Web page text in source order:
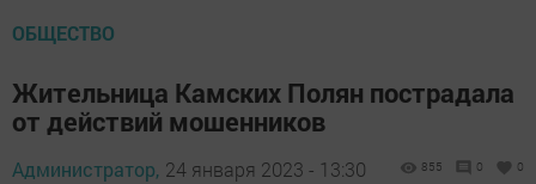
ОБЩЕСТВО
Жительница Камских Полян пострадала
от действий мошенников
Администратор, 24 января 2023 - 13:30 855 0 0